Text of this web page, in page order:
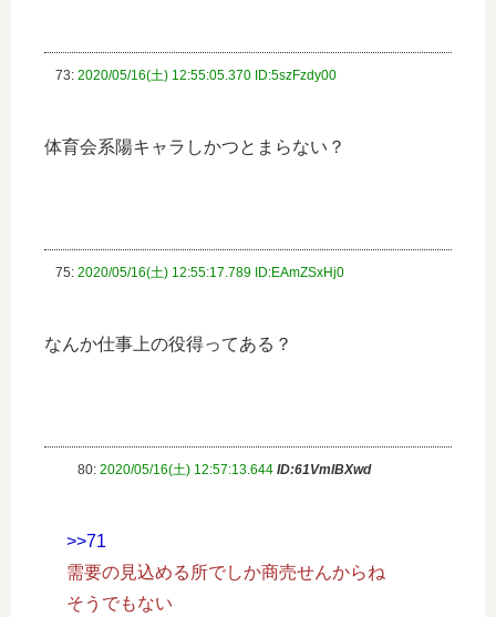
73: 2020/05/16(土) 12:55:05.370 ID:5szFzdy00
体育会系陽キャラしかつとまらない？
75: 2020/05/16(土) 12:55:17.789 ID:EAmZSxHj0
なんか仕事上の役得ってある？
80: 2020/05/16(土) 12:57:13.644 ID:61VmlBXwd
>>71
需要の見込める所でしか商売せんからね
そうでもない